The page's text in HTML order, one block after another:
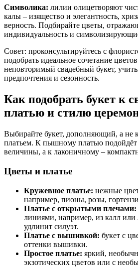
Символика: лилии олицетворяют
калы – изящество и элегантность,
верность. Подбирайте цветы,
индивидуальность и
Совет: проконсультируйтесь с
подобрать идеальное сочетание
неповторимый свадебный букет,
предпочтения и сезонность.
Как подобрать букет к
платью и стилю
Выбирайте букет, дополняющий, а не
платьем. К пышному платью подойдёт
величины, а к лаконичному –
Цветы и платье
Кружевное платье: нежные
например, пионы, розы,
Платье с открытыми плечами:
линиями, например, из калл или
удлинит силуэт.
Платье с вышивкой: букет с
оттенки вышивки.
Простое платье: яркий,
экзотических цветов или с